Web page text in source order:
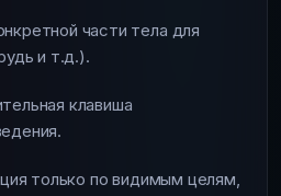
части тела для
и т.д.).
клавиша
только по видимым целям,